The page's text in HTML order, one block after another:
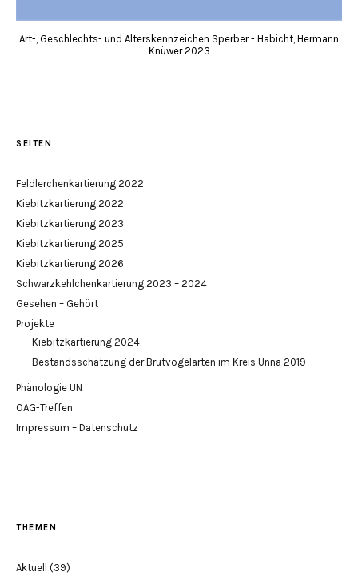
Art-, Geschlechts- und Alterskennzeichen Sperber - Habicht, Hermann
Knüwer 2023
SEITEN
Feldlerchenkartierung 2022
Kiebitzkartierung 2022
Kiebitzkartierung 2023
Kiebitzkartierung 2025
Kiebitzkartierung 2026
Schwarzkehlchenkartierung 2023 – 2024
Gesehen – Gehört
Projekte
Kiebitzkartierung 2024
Bestandsschätzung der Brutvogelarten im Kreis Unna 2019
Phänologie UN
OAG-Treffen
Impressum – Datenschutz
THEMEN
Aktuell (39)